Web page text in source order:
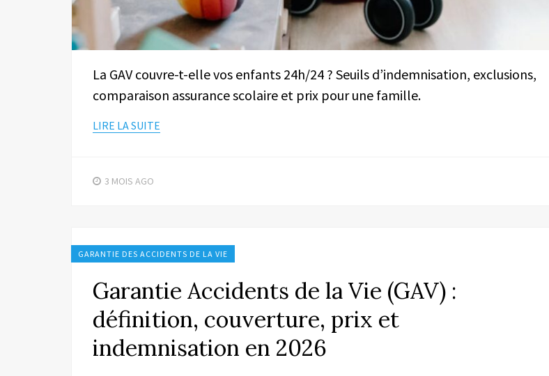
La GAV couvre-t-elle vos enfants 24h/24 ? Seuils d’indemnisation, exclusions,
comparaison assurance scolaire et prix pour une famille.
LIRE LA SUITE
3 MOIS AGO
GARANTIE DES ACCIDENTS DE LA VIE
Garantie Accidents de la Vie (GAV) :
définition, couverture, prix et
indemnisation en 2026